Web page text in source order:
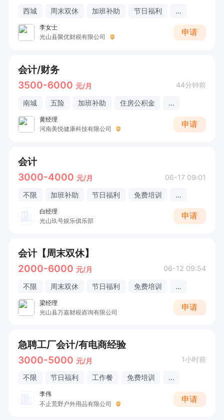
西城 周末双休 加班补助 节日福利 ...
李女士
光山县聚优财税有限公司
申请
会计/财务
3500-6000 元/月 44分钟前
南城 五险 加班补助 住房公积金 ...
黄经理
河南美悦健康科技有限公司
申请
会计
3000-4000 元/月 06-17 09:01
不限 加班补助 节日福利 免费培训 ...
白经理
光山玖号娱乐俱乐部
申请
会计【周末双休】
2000-6000 元/月 06-12 09:54
不限 周末双休 节日福利 免费培训 ...
梁经理
光山县万嘉财税咨询有限公司
申请
急聘工厂会计/有电商经验
3000-5000 元/月 1小时前
不限 节日福利 工作餐 免费培训 ...
李伟
不止荒野户外用品有限公司
申请